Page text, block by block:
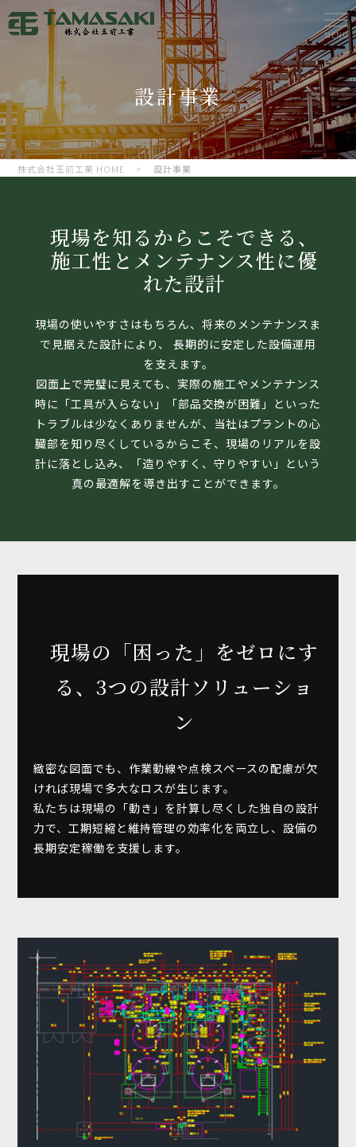
MENU
設計事業
株式会社玉前工業 HOME > 設計事業
現場を知るからこそできる、
施工性とメンテナンス性に優
れた設計
現場の使いやすさはもちろん、将来のメンテナンスま
で見据えた設計により、 長期的に安定した設備運用
を支えます。
図面上で完璧に見えても、実際の施工やメンテナンス
時に「工具が入らない」「部品交換が困難」といった
トラブルは少なくありませんが、当社はプラントの心
臓部を知り尽くしているからこそ、現場のリアルを設
計に落とし込み、「造りやすく、守りやすい」という
真の最適解を導き出すことができます。
現場の「困った」をゼロにす
る、3つの設計ソリューショ
ン
緻密な図面でも、作業動線や点検スペースの配慮が欠
ければ現場で多大なロスが生じます。
私たちは現場の「動き」を計算し尽くした独自の設計
力で、工期短縮と維持管理の効率化を両立し、設備の
長期安定稼働を支援します。